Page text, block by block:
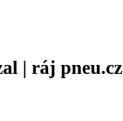
| ráj pneu.cz